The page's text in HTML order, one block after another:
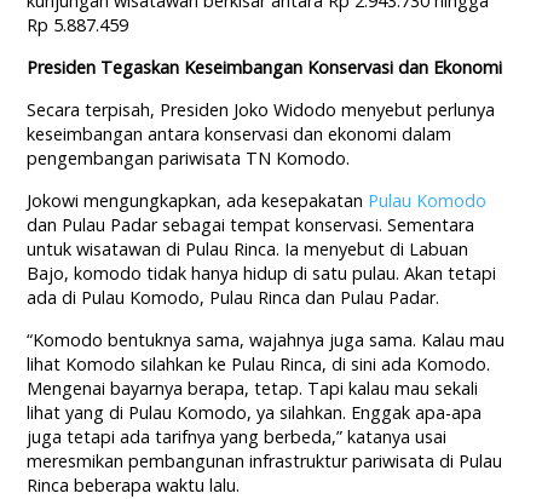
Rp 5.887.459
Presiden Tegaskan Keseimbangan Konservasi dan Ekonomi
Secara terpisah, Presiden Joko Widodo menyebut perlunya
keseimbangan antara konservasi dan ekonomi dalam
pengembangan pariwisata TN Komodo.
Jokowi mengungkapkan, ada kesepakatan Pulau Komodo
dan Pulau Padar sebagai tempat konservasi. Sementara
untuk wisatawan di Pulau Rinca. Ia menyebut di Labuan
Bajo, komodo tidak hanya hidup di satu pulau. Akan tetapi
ada di Pulau Komodo, Pulau Rinca dan Pulau Padar.
“Komodo bentuknya sama, wajahnya juga sama. Kalau mau
lihat Komodo silahkan ke Pulau Rinca, di sini ada Komodo.
Mengenai bayarnya berapa, tetap. Tapi kalau mau sekali
lihat yang di Pulau Komodo, ya silahkan. Enggak apa-apa
juga tetapi ada tarifnya yang berbeda,” katanya usai
meresmikan pembangunan infrastruktur pariwisata di Pulau
Rinca beberapa waktu lalu.